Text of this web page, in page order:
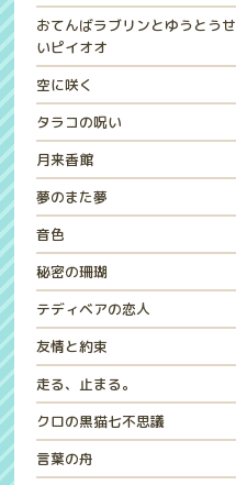
おてんばラブリンとゆうとうせ
いピイオオ
空に咲く
タラコの呪い
月来香館
夢のまた夢
音色
秘密の珊瑚
テディベアの恋人
友情と約束
走る、止まる。
クロの黒猫七不思議
言葉の舟